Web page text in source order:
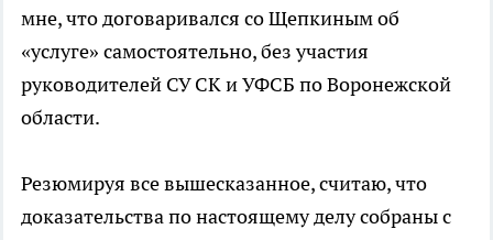
мне, что договаривался со Щепкиным об
«услуге» самостоятельно, без участия
руководителей СУ СК и УФСБ по Воронежской
области.
Резюмируя все вышесказанное, считаю, что
доказательства по настоящему делу собраны с